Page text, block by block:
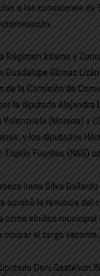
a las comisiones de
Régimen Interno y
Guadalupe Gómez
de la Comisión de
la diputada Alejandra
(Morena) y
y los diputados
Trujillo Fuentes (NAS)
Irene Silva
aprobó la renuncia del
como síndico municipal
el cargo vacante.
Deni Gastélum